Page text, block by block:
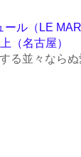
ール（LE
（名古屋）
る並々ならぬ